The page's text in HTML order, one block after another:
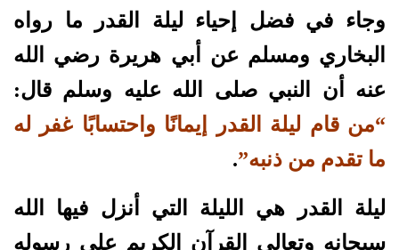
وجاء في فضل إحياء ليلة القدر ما رواه
البخاري ومسلم عن أبي هريرة رضي الله
عنه أن النبي صلى الله عليه وسلم قال:
“من قام ليلة القدر إيمانًا واحتسابًا غفر له
ما تقدم من ذنبه”.
ليلة القدر هي الليلة التي أنزل فيها الله
سبحانه وتعالى القرآن الكريم على رسوله